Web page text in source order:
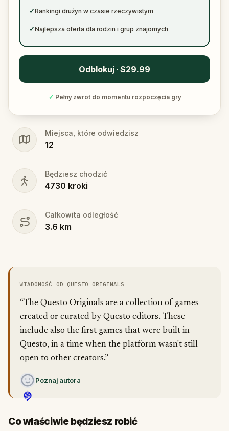
✓Rankingi drużyn w czasie rzeczywistym
✓Najlepsza oferta dla rodzin i grup znajomych
Odblokuj · $29.99
✓ Pełny zwrot do momentu rozpoczęcia gry
Miejsca, które odwiedzisz
12
Będziesz chodzić
4730 kroki
Całkowita odległość
3.6 km
WIADOMOŚĆ OD QUESTO ORIGINALS
“The Questo Originals are a collection of games
created or curated by Questo editors. These
include also the first games that were built in
Questo, in a time when the platform wasn't still
open to other creators.”
Poznaj autora
Co właściwie będziesz robić